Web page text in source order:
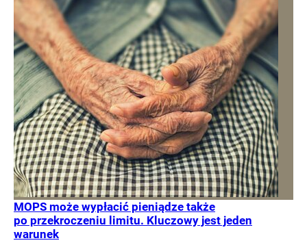
MOPS może wypłacić pieniądze także
po przekroczeniu limitu. Kluczowy jest jeden
warunek